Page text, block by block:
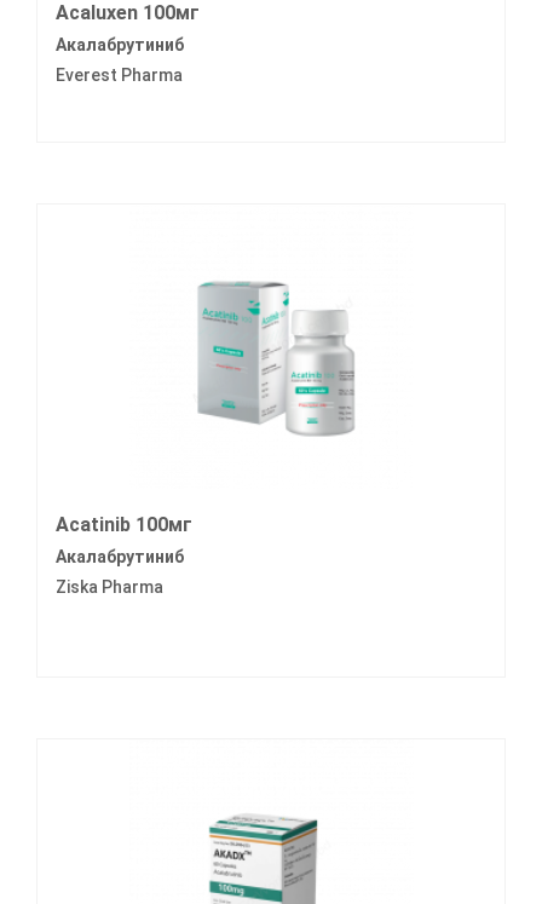
Acaluxen 100мг
Акалабрутиниб
Everest Pharma
Acatinib 100мг
Акалабрутиниб
Ziska Pharma